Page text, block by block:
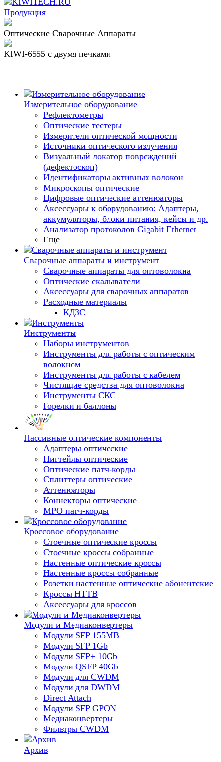
Продукция
Оптические Сварочные Аппараты
KIWI-6555 c двумя печками
Измерительное оборудование
Рефлектометры
Оптические тестеры
Измерители оптической мощности
Источники оптического излучения
Визуальный локатор повреждений
(дефектоскоп)
Идентификаторы активных волокон
Микроскопы оптические
Цифровые оптические аттенюаторы
Аксессуары к оборудованию: Адаптеры,
аккумуляторы, блоки питания, кейсы и др.
Анализатор протоколов Gigabit Ethernet
Еще
Сварочные аппараты и инструмент
Сварочные аппараты для оптоволокна
Оптические скалыватели
Аксессуары для сварочных аппаратов
Расходные материалы
КДЗС
Инструменты
Наборы инструментов
Инструменты для работы с оптическим
волокном
Инструменты для работы с кабелем
Чистящие средства для оптоволокна
Инструменты СКС
Горелки и баллоны
Пассивные оптические компоненты
Адаптеры оптические
Пигтейлы оптические
Оптические патч-корды
Сплиттеры оптические
Аттенюаторы
Коннекторы оптические
MPO патч-корды
Кроссовое оборудование
Стоечные оптические кроссы
Стоечные кроссы собранные
Настенные оптические кроссы
Настенные кроссы собранные
Розетки настенные оптические абонентские
Кроссы HTTB
Аксессуары для кроссов
Модули и Медиаконвертеры
Модули SFP 155MB
Модули SFP 1Gb
Модули SFP+ 10Gb
Модули QSFP 40Gb
Модули для CWDM
Модули для DWDM
Direct Attach
Модули SFP GPON
Медиаконвертеры
Фильтры CWDM
Архив